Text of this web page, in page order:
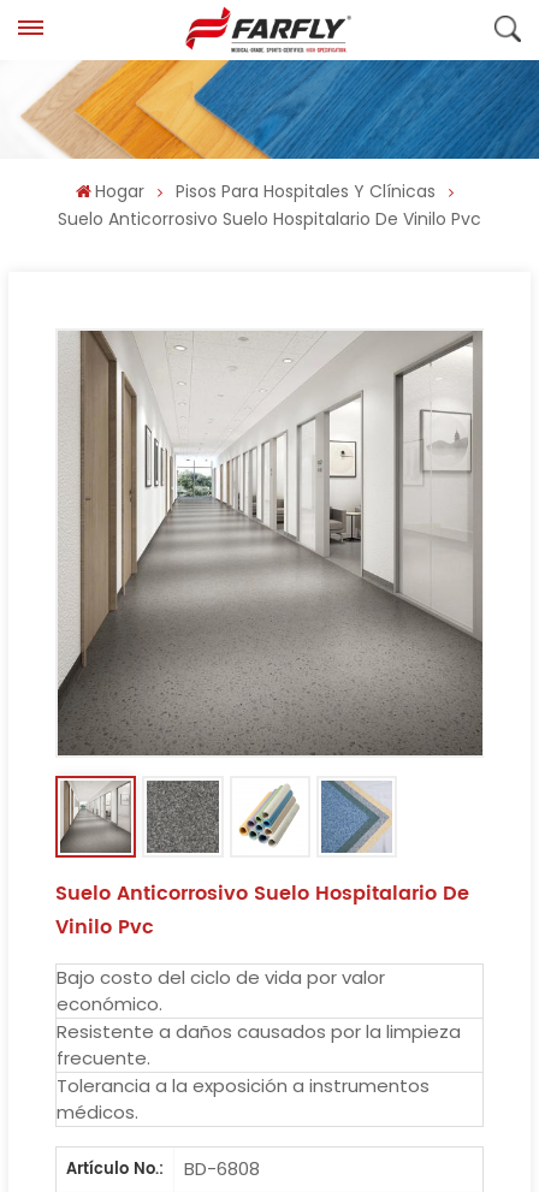
Hogar
Pisos Para Hospitales Y Clínicas
Suelo Anticorrosivo Suelo Hospitalario De Vinilo Pvc
Suelo Anticorrosivo Suelo Hospitalario De
Vinilo Pvc
Bajo costo del ciclo de vida por valor
económico.
Resistente a daños causados ​​por la limpieza
frecuente.
Tolerancia a la exposición a instrumentos
médicos.
Artículo No.:
BD-6808